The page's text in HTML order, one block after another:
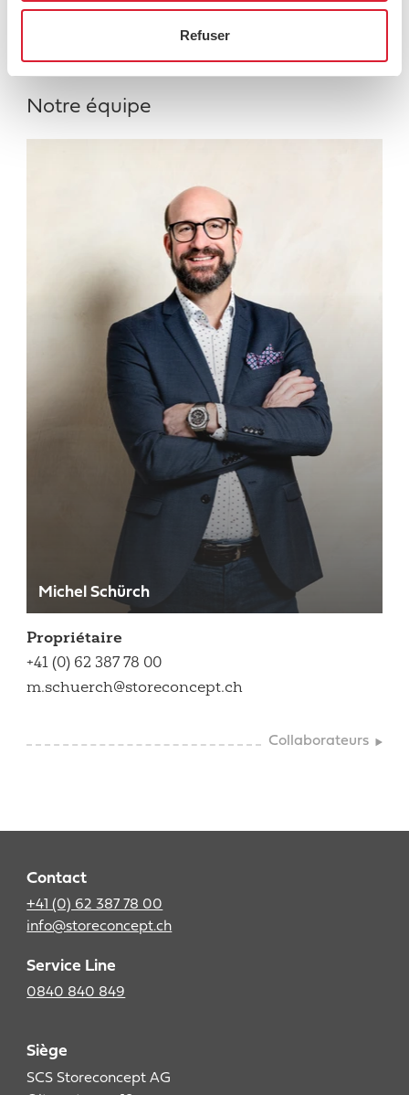
Refuser
Notre équipe
Michel Schürch
Propriétaire
+41 (0) 62 387 78 00
m.schuerch@storeconcept.ch
Collaborateurs
Contact
+41 (0) 62 387 78 00
info@storeconcept.ch
Service Line
0840 840 849
Siège
SCS Storeconcept AG